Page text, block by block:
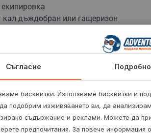
кал дъждобран или гащеризон
за возене 8 г. с придружител. За
книжка кат. B.
избраната опция.
закупиш дъждобран с калцуни или
Съгласие
бисквитки. Използваме бисквитки и
подобрим изживяването ви, да
съдържание и реклами. Можете да
предпочитания. За повече информация